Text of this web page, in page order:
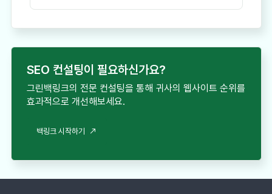
SEO 컨설팅이 필요하신가요?
그린백링크의 전문 컨설팅을 통해 귀사의 웹사이트 순위를
효과적으로 개선해보세요.
백링크 시작하기